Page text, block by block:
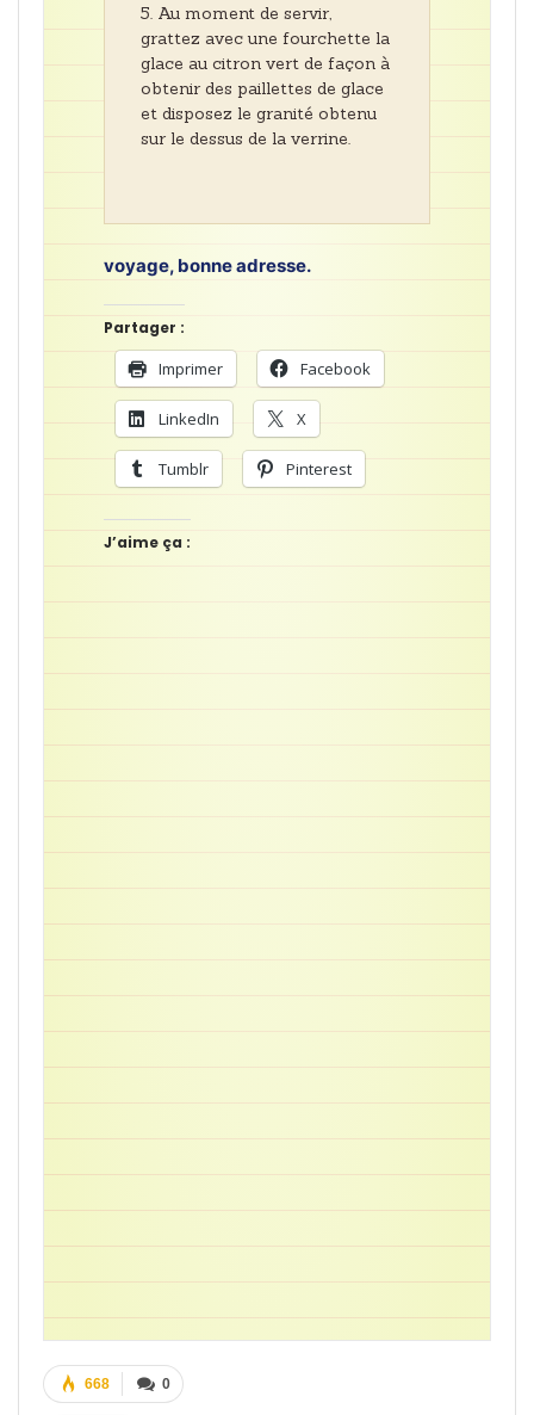
Au moment de servir,
grattez avec une fourchette la
glace au citron vert de façon à
obtenir des paillettes de glace
et disposez le granité obtenu
sur le dessus de la verrine.
voyage, bonne adresse.
Partager :
Imprimer Facebook
LinkedIn X
Tumblr Pinterest
J’aime ça :
0
668